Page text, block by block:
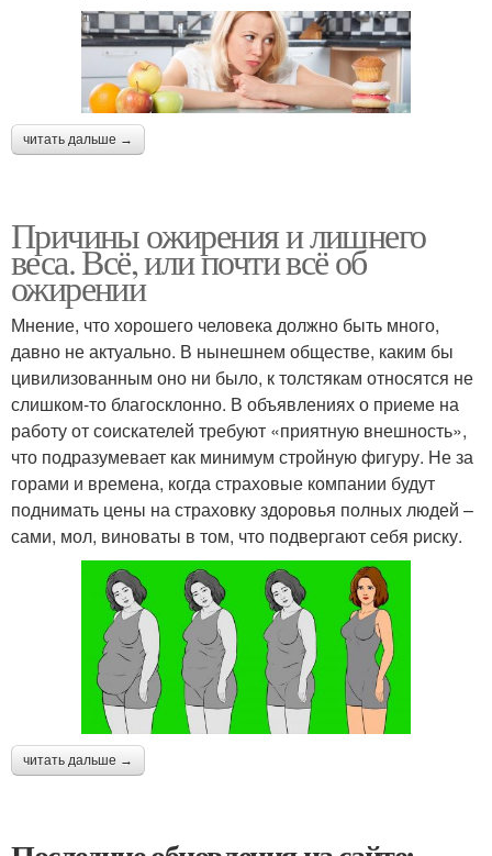
читать дальше →
Причины ожирения и лишнего
веса. Всё, или почти всё об
ожирении
Мнение, что хорошего человека должно быть много,
давно не актуально. В нынешнем обществе, каким бы
цивилизованным оно ни было, к толстякам относятся не
слишком-то благосклонно. В объявлениях о приеме на
работу от соискателей требуют «приятную внешность»,
что подразумевает как минимум стройную фигуру. Не за
горами и времена, когда страховые компании будут
поднимать цены на страховку здоровья полных людей –
сами, мол, виноваты в том, что подвергают себя риску.
читать дальше →